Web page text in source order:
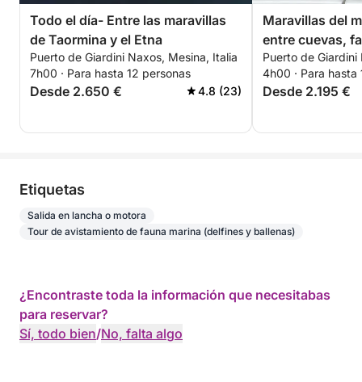
Todo el día- Entre las maravillas
de Taormina y el Etna
Puerto de Giardini Naxos, Mesina, Italia
7h00 · Para hasta 12 personas
Desde 2.650 € 4.8 (23)
Maravillas del
entre cuevas,
en Taormina
Puerto de
4h00 · Para hasta
Desde 2.195 €
Etiquetas
Salida en lancha o motora
Tour de avistamiento de fauna marina (delfines y ballenas)
¿Encontraste toda la información que necesitabas
para reservar?
Sí, todo bien/No, falta algo